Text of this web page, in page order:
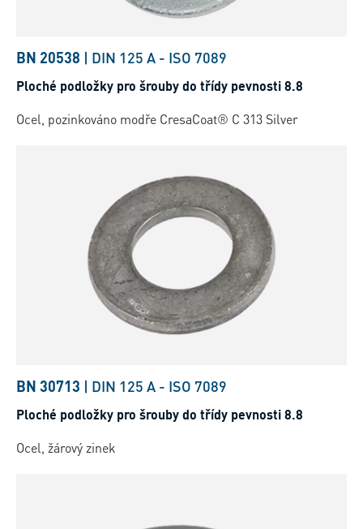
BN 20538 | DIN 125 A - ISO 7089
Ploché podložky pro šrouby do třídy pevnosti 8.8
Ocel, pozinkováno modře CresaCoat® C 313 Silver
BN 30713 | DIN 125 A - ISO 7089
Ploché podložky pro šrouby do třídy pevnosti 8.8
Ocel, žárový zinek